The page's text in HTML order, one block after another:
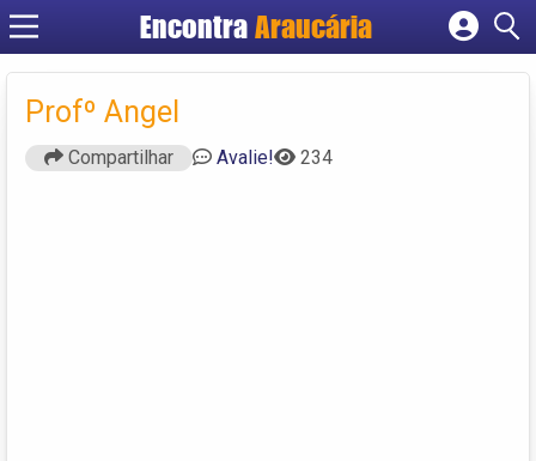
EncontraAraucária
Cadastrar empresa
Profº Angel
Compartilhar Avalie! 234